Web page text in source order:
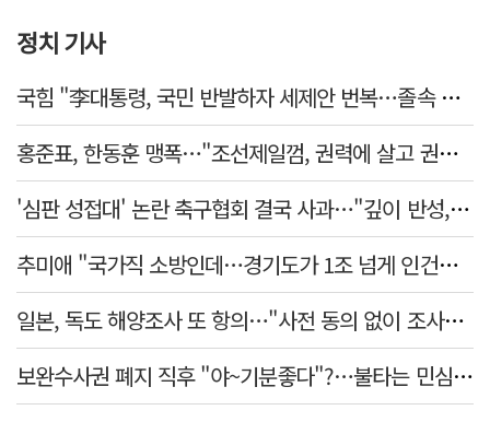
정치 기사
국힘 "李대통령, 국민 반발하자 세제안 번복…졸속 국정 즉각 중단"
홍준표, 한동훈 맹폭…"조선제일껌, 권력에 살고 권력에 죽었다"
'심판 성접대' 논란 축구협회 결국 사과…"깊이 반성, 쇄신하겠다"
추미애 "국가직 소방인데…경기도가 1조 넘게 인건비 대납"
일본, 독도 해양조사 또 항의…"사전 동의 없이 조사" 주장
보완수사권 폐지 직후 "야~기분좋다"?…불타는 민심에 기름, 민주당 '말말말'[금주의 정치舌전]